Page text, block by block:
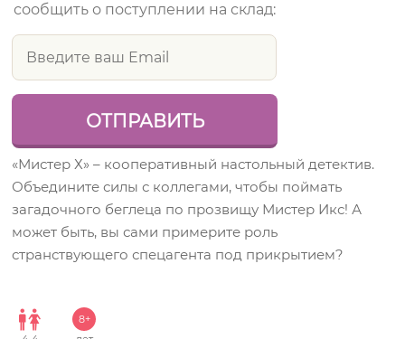
сообщить о поступлении на склад:
«Мистер Х» – кооперативный настольный детектив.
Объедините силы с коллегами, чтобы поймать
загадочного беглеца по прозвищу Мистер Икс! А
может быть, вы сами примерите роль
странствующего спецагента под прикрытием?
8+